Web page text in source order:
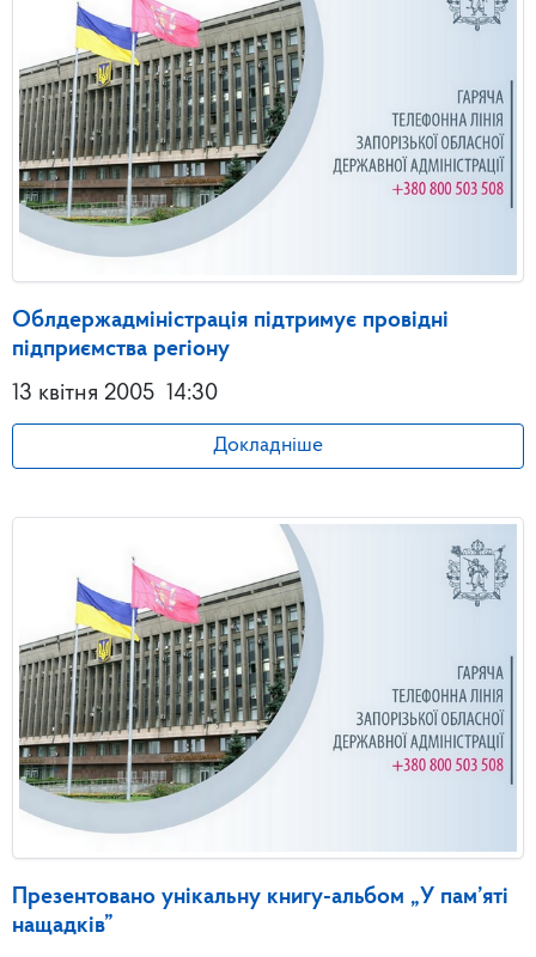
Облдержадміністрація підтримує провідні
підприємства регіону
13 квітня 2005 14:30
Докладніше
Презентовано унікальну книгу-альбом „У пам’яті
нащадків”